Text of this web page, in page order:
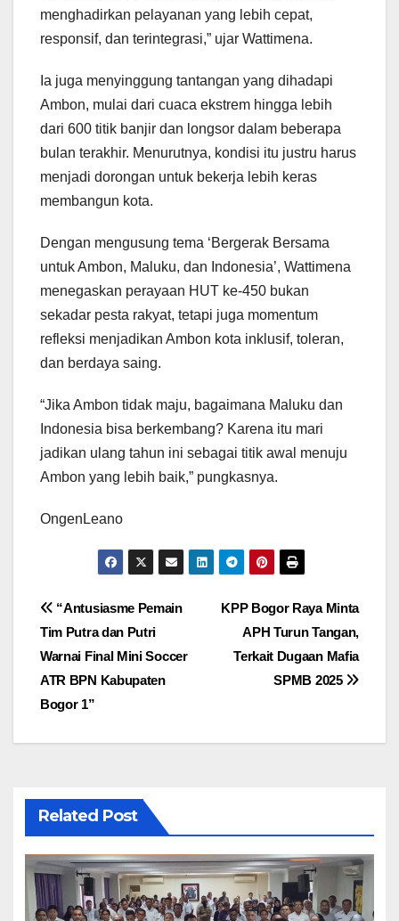
menghadirkan pelayanan yang lebih cepat,
responsif, dan terintegrasi,” ujar Wattimena.
Ia juga menyinggung tantangan yang dihadapi
Ambon, mulai dari cuaca ekstrem hingga lebih
dari 600 titik banjir dan longsor dalam beberapa
bulan terakhir. Menurutnya, kondisi itu justru harus
menjadi dorongan untuk bekerja lebih keras
membangun kota.
Dengan mengusung tema ‘Bergerak Bersama
untuk Ambon, Maluku, dan Indonesia’, Wattimena
menegaskan perayaan HUT ke-450 bukan
sekadar pesta rakyat, tetapi juga momentum
refleksi menjadikan Ambon kota inklusif, toleran,
dan berdaya saing.
“Jika Ambon tidak maju, bagaimana Maluku dan
Indonesia bisa berkembang? Karena itu mari
jadikan ulang tahun ini sebagai titik awal menuju
Ambon yang lebih baik,” pungkasnya.
OngenLeano
Navigasi
pos
KPP Bogor Raya Minta
APH Turun Tangan,
Terkait Dugaan Mafia
SPMB 2025
“Antusiasme Pemain
Tim Putra dan Putri
Warnai Final Mini Soccer
ATR BPN Kabupaten
Bogor 1”
Related Post